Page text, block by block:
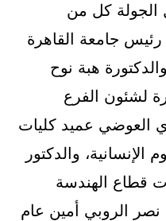
الجولة كل من
رئيس جامعة القاهرة
والدكتورة هبة نوح
لشئون الفرع
العوضي عميد كليات
الإنسانية، والدكتور
قطاع الهندسة
نصر الروبي أمين عام